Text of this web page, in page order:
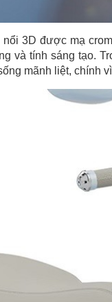
nổi 3D được mạ
và tính sáng tạo.
mãnh liệt, chính